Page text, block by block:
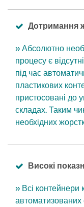
Дотримання
» Абсолютно
процесу є
під час
пластикових
пристосовані до
складах. Таким
необхідних
Високі
» Всі контейнери
автоматизованих